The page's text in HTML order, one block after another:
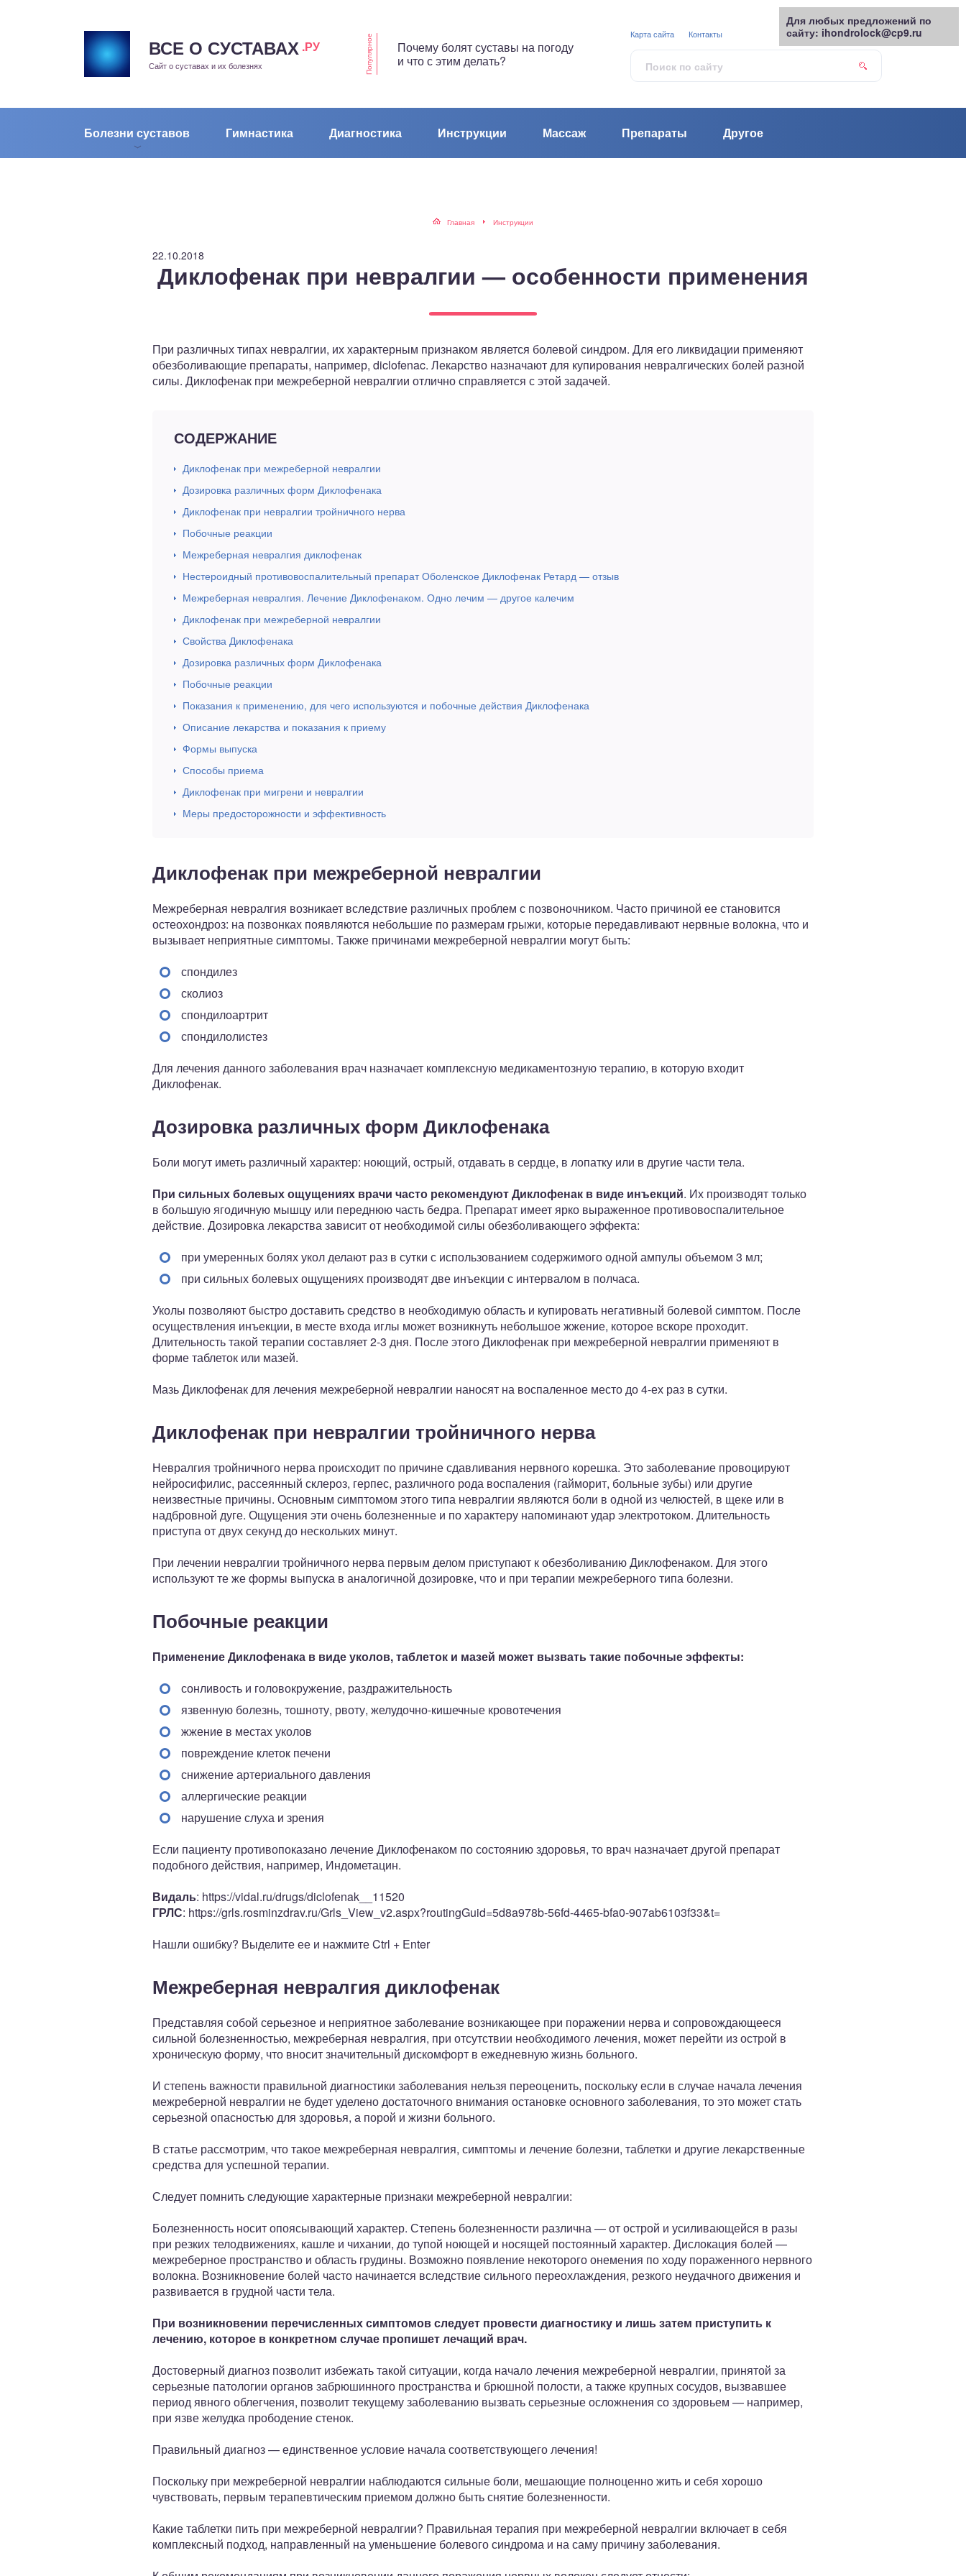
ВСЕ О СУСТАВАХ .РУ
Сайт о суставах и их болезнях Популярное
Почему болят суставы на погоду
и что с этим делать?
Болезни суставов Гимнастика Диагностика Инструкции Массаж Препараты Другое
Карта сайта Контакты
Главная Инструкции
22.10.2018
Диклофенак при невралгии — особенности применения
При различных типах невралгии, их характерным признаком является болевой синдром. Для его ликвидации применяют
обезболивающие препараты, например, diclofenac. Лекарство назначают для купирования невралгических болей разной
силы. Диклофенак при межреберной невралгии отлично справляется с этой задачей.
СОДЕРЖАНИЕ
Диклофенак при межреберной невралгии
Дозировка различных форм Диклофенака
Диклофенак при невралгии тройничного нерва
Побочные реакции
Межреберная невралгия диклофенак
Нестероидный противовоспалительный препарат Оболенское Диклофенак Ретард — отзыв
Межреберная невралгия. Лечение Диклофенаком. Одно лечим — другое калечим
Диклофенак при межреберной невралгии
Свойства Диклофенака
Дозировка различных форм Диклофенака
Побочные реакции
Показания к применению, для чего используются и побочные действия Диклофенака
Описание лекарства и показания к приему
Формы выпуска
Способы приема
Диклофенак при мигрени и невралгии
Меры предосторожности и эффективность
Диклофенак при межреберной невралгии
Межреберная невралгия возникает вследствие различных проблем с позвоночником. Часто причиной ее становится
остеохондроз: на позвонках появляются небольшие по размерам грыжи, которые передавливают нервные волокна, что и
вызывает неприятные симптомы. Также причинами межреберной невралгии могут быть:
спондилез
сколиоз
спондилоартрит
спондилолистез
Для лечения данного заболевания врач назначает комплексную медикаментозную терапию, в которую входит
Диклофенак.
Дозировка различных форм Диклофенака
Боли могут иметь различный характер: ноющий, острый, отдавать в сердце, в лопатку или в другие части тела.
При сильных болевых ощущениях врачи часто рекомендуют Диклофенак в виде инъекций. Их производят только
в большую ягодичную мышцу или переднюю часть бедра. Препарат имеет ярко выраженное противовоспалительное
действие. Дозировка лекарства зависит от необходимой силы обезболивающего эффекта:
при умеренных болях укол делают раз в сутки с использованием содержимого одной ампулы объемом 3 мл;
при сильных болевых ощущениях производят две инъекции с интервалом в полчаса.
Уколы позволяют быстро доставить средство в необходимую область и купировать негативный болевой симптом. После
осуществления инъекции, в месте входа иглы может возникнуть небольшое жжение, которое вскоре проходит.
Длительность такой терапии составляет 2-3 дня. После этого Диклофенак при межреберной невралгии применяют в
форме таблеток или мазей.
Мазь Диклофенак для лечения межреберной невралгии наносят на воспаленное место до 4-ех раз в сутки.
Диклофенак при невралгии тройничного нерва
Невралгия тройничного нерва происходит по причине сдавливания нервного корешка. Это заболевание провоцируют
нейросифилис, рассеянный склероз, герпес, различного рода воспаления (гайморит, больные зубы) или другие
неизвестные причины. Основным симптомом этого типа невралгии являются боли в одной из челюстей, в щеке или в
надбровной дуге. Ощущения эти очень болезненные и по характеру напоминают удар электротоком. Длительность
приступа от двух секунд до нескольких минут.
При лечении невралгии тройничного нерва первым делом приступают к обезболиванию Диклофенаком. Для этого
используют те же формы выпуска в аналогичной дозировке, что и при терапии межреберного типа болезни.
Побочные реакции
Применение Диклофенака в виде уколов, таблеток и мазей может вызвать такие побочные эффекты:
сонливость и головокружение, раздражительность
язвенную болезнь, тошноту, рвоту, желудочно-кишечные кровотечения
жжение в местах уколов
повреждение клеток печени
снижение артериального давления
аллергические реакции
нарушение слуха и зрения
Если пациенту противопоказано лечение Диклофенаком по состоянию здоровья, то врач назначает другой препарат
подобного действия, например, Индометацин.
Видаль: https://vidal.ru/drugs/diclofenak__11520
ГРЛС: https://grls.rosminzdrav.ru/Grls_View_v2.aspx?routingGuid=5d8a978b-56fd-4465-bfa0-907ab6103f33&t=
Нашли ошибку? Выделите ее и нажмите Ctrl + Enter
Межреберная невралгия диклофенак
Представляя собой серьезное и неприятное заболевание возникающее при поражении нерва и сопровождающееся
сильной болезненностью, межреберная невралгия, при отсутствии необходимого лечения, может перейти из острой в
хроническую форму, что вносит значительный дискомфорт в ежедневную жизнь больного.
И степень важности правильной диагностики заболевания нельзя переоценить, поскольку если в случае начала лечения
межреберной невралгии не будет уделено достаточного внимания остановке основного заболевания, то это может стать
серьезной опасностью для здоровья, а порой и жизни больного.
В статье рассмотрим, что такое межреберная невралгия, симптомы и лечение болезни, таблетки и другие лекарственные
средства для успешной терапии.
Следует помнить следующие характерные признаки межреберной невралгии:
Болезненность носит опоясывающий характер. Степень болезненности различна — от острой и усиливающейся в разы
при резких телодвижениях, кашле и чихании, до тупой ноющей и носящей постоянный характер. Дислокация болей —
межреберное пространство и область грудины. Возможно появление некоторого онемения по ходу пораженного нервного
волокна. Возникновение болей часто начинается вследствие сильного переохлаждения, резкого неудачного движения и
развивается в грудной части тела.
При возникновении перечисленных симптомов следует провести диагностику и лишь затем приступить к
лечению, которое в конкретном случае пропишет лечащий врач.
Достоверный диагноз позволит избежать такой ситуации, когда начало лечения межреберной невралгии, принятой за
серьезные патологии органов забрюшинного пространства и брюшной полости, а также крупных сосудов, вызвавшее
период явного облегчения, позволит текущему заболеванию вызвать серьезные осложнения со здоровьем — например,
при язве желудка прободение стенок.
Правильный диагноз — единственное условие начала соответствующего лечения!
Поскольку при межреберной невралгии наблюдаются сильные боли, мешающие полноценно жить и себя хорошо
чувствовать, первым терапевтическим приемом должно быть снятие болезненности.
Какие таблетки пить при межреберной невралгии? Правильная терапия при межреберной невралгии включает в себя
комплексный подход, направленный на уменьшение болевого синдрома и на саму причину заболевания.
Для любых предложений по
сайту: ihondrolock@cp9.ru